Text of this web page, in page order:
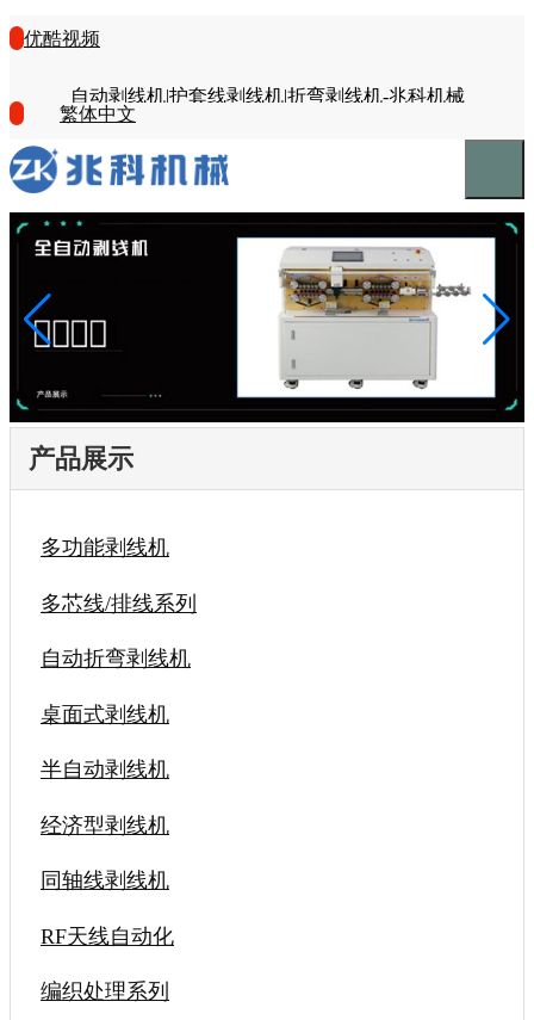
优酷视频
自动剥线机|护套线剥线机|折弯剥线机-兆科机械
繁体中文
产品展示
多功能剥线机
多芯线/排线系列
自动折弯剥线机
桌面式剥线机
半自动剥线机
经济型剥线机
同轴线剥线机
RF天线自动化
编织处理系列